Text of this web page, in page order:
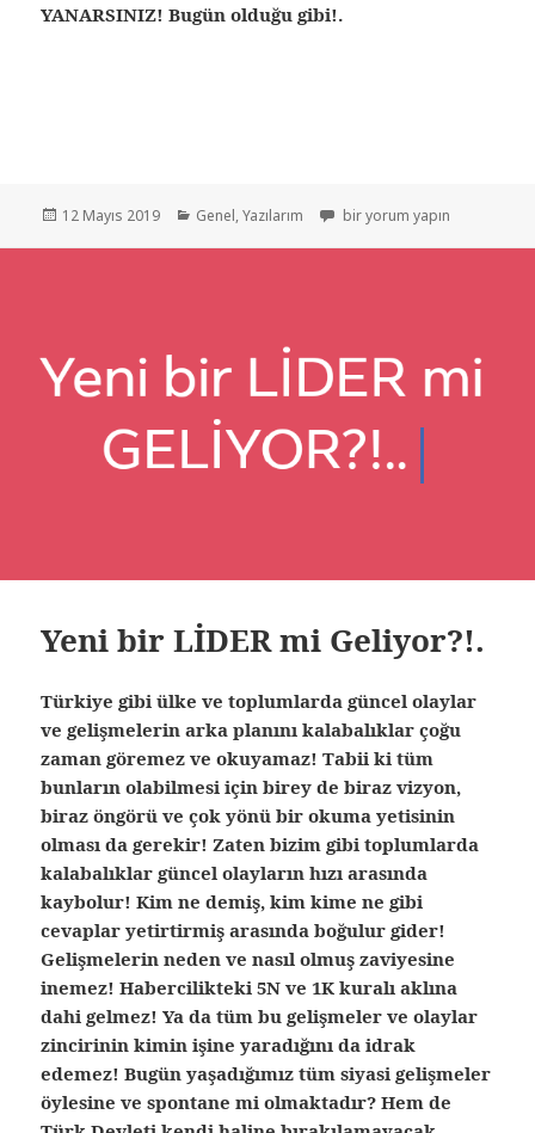
YANARSINIZ! Bugün olduğu gibi!.
12 Mayıs 2019 Genel,Yazılarım bir yorum yapın
Yeni bir LİDER mi Geliyor?!.
Türkiye gibi ülke ve toplumlarda güncel olaylar
ve gelişmelerin arka planını kalabalıklar çoğu
zaman göremez ve okuyamaz! Tabii ki tüm
bunların olabilmesi için birey de biraz vizyon,
biraz öngörü ve çok yönü bir okuma yetisinin
olması da gerekir! Zaten bizim gibi toplumlarda
kalabalıklar güncel olayların hızı arasında
kaybolur! Kim ne demiş, kim kime ne gibi
cevaplar yetirtirmiş arasında boğulur gider!
Gelişmelerin neden ve nasıl olmuş zaviyesine
inemez! Habercilikteki 5N ve 1K kuralı aklına
dahi gelmez! Ya da tüm bu gelişmeler ve olaylar
zincirinin kimin işine yaradığını da idrak
edemez! Bugün yaşadığımız tüm siyasi gelişmeler
öylesine ve spontane mi olmaktadır? Hem de